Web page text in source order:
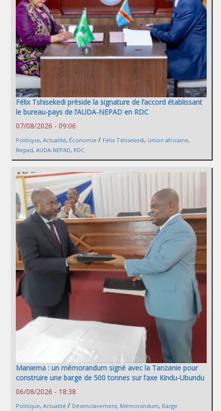
Félix Tshisekedi préside la signature de l’accord établissant
le bureau-pays de l’AUDA-NEPAD en RDC
07/08/2026 - 09:06
Politique, Actualité, Économie / Félix Tshisekedi, Union africaine,
Nepad, AUDA-NEPAD, RDC
Maniema : un mémorandum signé avec la Tanzanie pour
construire une barge de 500 tonnes sur l’axe Kindu-Ubundu
06/08/2026 - 18:38
Politique, Actualité / Désenclavement, Mémorandum, Barge